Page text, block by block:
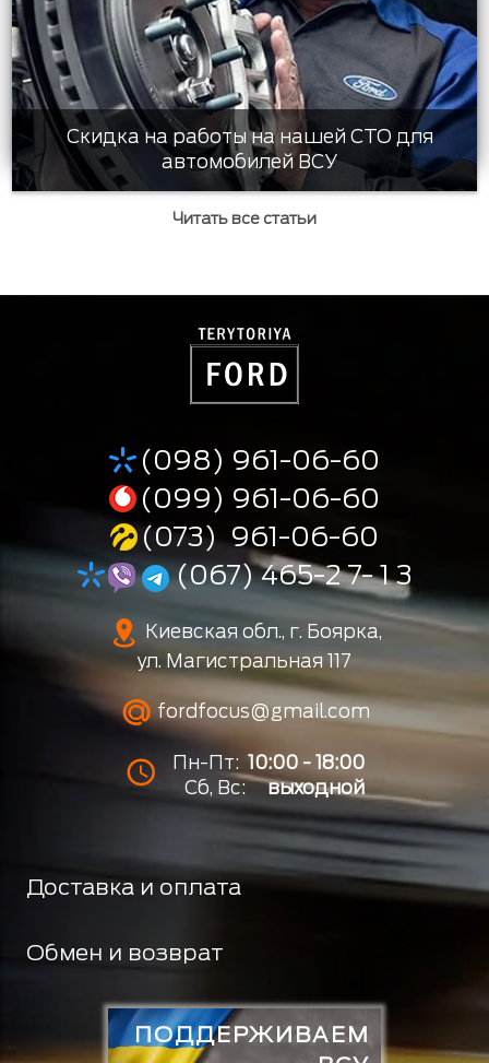
Скидка на работы на нашей СТО для
автомобилей ВСУ
Читать все статьи
(098) 961-06-60
(099) 961-06-60
(073) 961-06-60
(067) 465-2 7- 1 3
Киевская обл., г. Боярка,
ул. Магистральная 117
fordfocus@gmail.com
Пн-Пт: 10:00 - 18:00
Сб, Вс:
выходной
Доставка и оплата
Обмен и возврат
ПОДДЕРЖИВАЕМ